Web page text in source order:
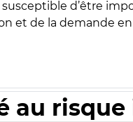
d’être
et de la demande
au